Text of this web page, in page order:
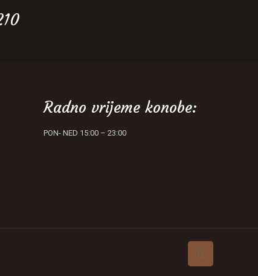
Radno vrijeme konobe:
PON- NED 15:00 – 23:00